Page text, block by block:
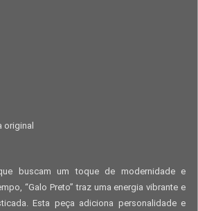
original
buscam um toque de modernidade e
“Galo Preto” traz uma energia vibrante e
Esta peça adiciona personalidade e